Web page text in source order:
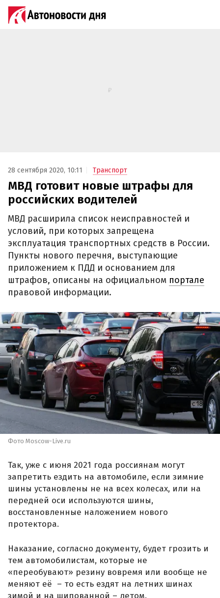
28 сентября 2020, 10:11 Транспорт
МВД готовит новые штрафы для
российских водителей
МВД расширила список неисправностей и
условий, при которых запрещена
эксплуатация транспортных средств в России.
Пункты нового перечня, выступающие
приложением к ПДД и основанием для
штрафов, описаны на официальном портале
правовой информации.
Фото Moscow-Live.ru
Так, уже с июня 2021 года россиянам могут
запретить ездить на автомобиле, если зимние
шины установлены не на всех колесах, или на
передней оси используются шины,
восстановленные наложением нового
протектора.
Наказание, согласно документу, будет грозить и
тем автомобилистам, которые не
«переобувают» резину вовремя или вообще не
меняют её – то есть ездят на летних шинах
зимой и на шипованной – летом.